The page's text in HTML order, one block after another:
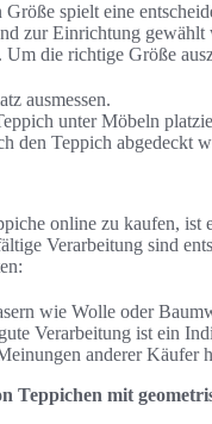
spielt eine
zur Einrichtung
Um die richtige Größe
ausmessen.
unter Möbeln
den Teppich abgedeckt
online zu kaufen,
Verarbeitung sind
wie Wolle oder
Verarbeitung ist ein
anderer Käufer
Teppichen mit